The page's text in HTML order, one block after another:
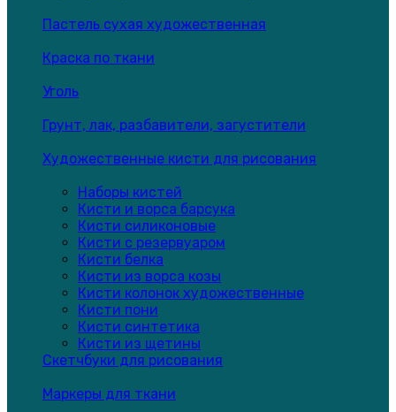
Пастель сухая художественная
Краска по ткани
Уголь
Грунт, лак, разбавители, загустители
Художественные кисти для рисования
Наборы кистей
Кисти и ворса барсука
Кисти силиконовые
Кисти с резервуаром
Кисти белка
Кисти из ворса козы
Кисти колонок художественные
Кисти пони
Кисти синтетика
Кисти из щетины
Скетчбуки для рисования
Маркеры для ткани